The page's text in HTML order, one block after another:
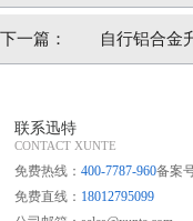
下一篇： 自行铝合金
联系迅特
CONTACT XUNTE
免费热线：400-7787-960备案
免费直线： 18012795099